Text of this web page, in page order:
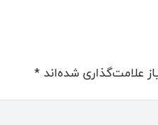
علامت‌گذاری شده‌اند *